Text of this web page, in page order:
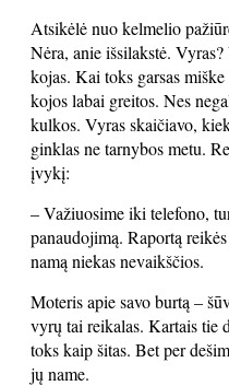
Atsikėlė nuo kelmelio
Nėra, anie išsilakstė.
kojas. Kai toks garsas
kojos labai greitos. Nes
kulkos. Vyras skaičiavo,
ginklas ne tarnybos metu.
įvykį:
– Važiuosime iki telefono,
panaudojimą. Raportą
namą niekas nevaikščios.
Moteris apie savo burtą –
vyrų tai reikalas. Kartais tie
toks kaip šitas. Bet per
jų name.